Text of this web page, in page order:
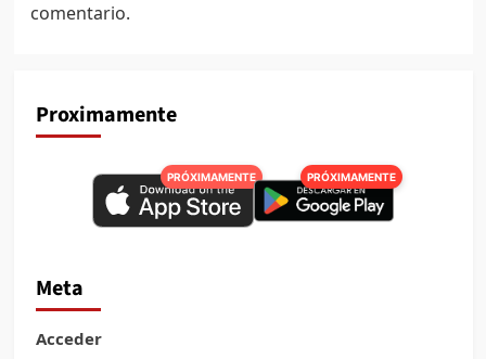
comentario.
Proximamente
PRÓXIMAMENTE PRÓXIMAMENTE
Meta
Acceder